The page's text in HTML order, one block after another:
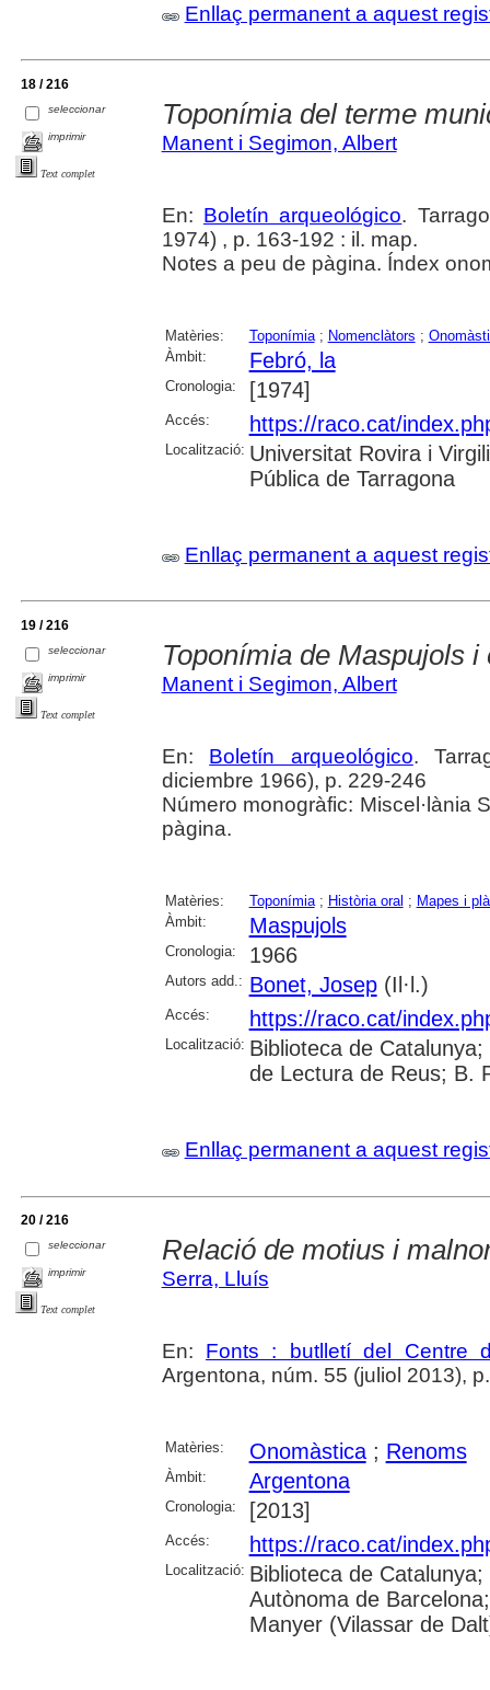
Enllaç permanent a aquest
18 / 216
seleccionar
imprimir
Text complet
Toponímia del terme
Manent i Segimon, Albert
En: Boletín arqueológico.
1974) , p. 163-192 : il. map.
Notes a peu de pàgina. Índex
Matèries: Toponímia; Nomenclàtors ;
Àmbit:
Febró, la
Cronologia: [1974]
Accés: https://raco.cat/
Localització: Universitat Rovira i
Pública de Tarragona
Enllaç permanent a aquest
19 / 216
seleccionar
imprimir
Text complet
Toponímia de Maspujols i
Manent i Segimon, Albert
En: Boletín arqueológico.
diciembre 1966), p. 229-246
Número monogràfic: Miscel·lània
pàgina.
Matèries: Toponímia; Història oral ; Mapes i
Àmbit:
Maspujols
Cronologia: 1966
Autors add.: Bonet, Josep(Il·l.)
Accés: https://raco.cat/
Localització: Biblioteca de
de Lectura de Reus; B.
Enllaç permanent a aquest
20 / 216
seleccionar
imprimir
Text complet
Relació de motius i
Serra, Lluís
En: Fonts : butlletí del Centre
Argentona, núm. 55 (juliol 2013),
Matèries: Onomàstica; Renoms
Àmbit: Argentona
Cronologia: [2013]
Accés: https://raco.cat/
Localització: Biblioteca de
Autònoma de
Manyer (Vilassar de